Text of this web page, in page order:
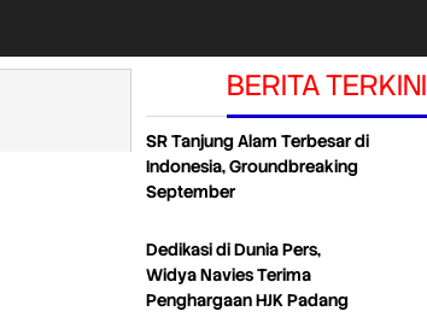
BERITA TERKINI
SR Tanjung Alam Terbesar di
Indonesia, Groundbreaking
September
Dedikasi di Dunia Pers,
Widya Navies Terima
Penghargaan HJK Padang